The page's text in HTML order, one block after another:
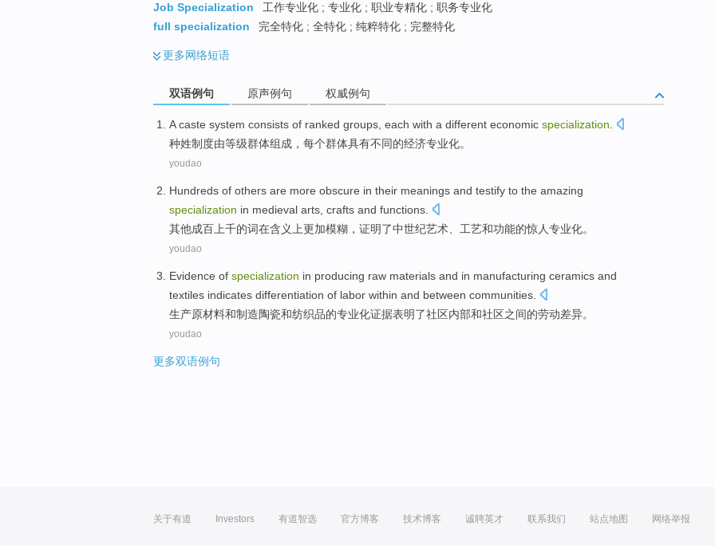
Job Specialization
工作专业化 ; 专业化 ; 职业专精化 ; 职务专业化
full specialization
完全特化 ; 全特化 ; 纯粹特化 ; 完整特化
更多网络短语
双语例句 原声例句 权威例句
A caste system consists of ranked groups each with a different economic specialization
种姓制度由等级群体组成， 每个群体具有不同的经济专业化。
youdao
Hundreds of others are more obscure in their meanings and testify to the amazing
specialization in medieval arts crafts and functions
其他成百 上千的词在含义 上更加模糊 ， 证明了中世纪艺术 工艺和功能的惊人专业化。
youdao
Evidence of specialization in producing raw materials and in manufacturing ceramics and
textiles indicates differentiation of labor within and between communities
生产原材料和制造陶瓷和纺织品的专业化证据表明了社区内部和社区之间的劳动差异。
youdao
更多双语例句
关于有道 Investors 有道智选 官方博客 技术博客 诚聘英才 联系我们 站点地图 网络举报